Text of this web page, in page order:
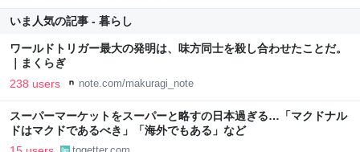
いま人気の記事 - 暮らし
ワールドトリガー最大の発明は、味方同士を殺し合わせたことだ。
｜まくらぎ
238 users note.com/makuragi_note
スーパーマーケットをスーパーと略すの日本過ぎる…「マクドナル
ドはマクドであるべき」「海外でもある」など